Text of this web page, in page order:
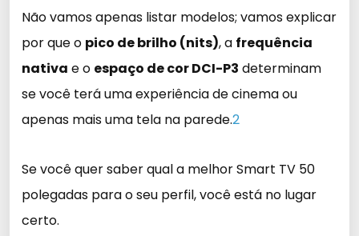
Não vamos apenas listar modelos; vamos explicar
por que o pico de brilho (nits), a frequência
nativa e o espaço de cor DCI-P3 determinam
se você terá uma experiência de cinema ou
apenas mais uma tela na parede.2
Se você quer saber qual a melhor Smart TV 50
polegadas para o seu perfil, você está no lugar
certo.